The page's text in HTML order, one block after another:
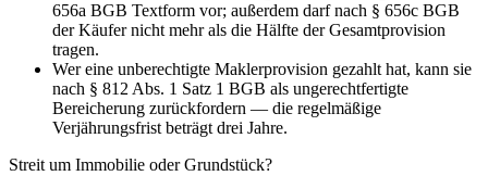
656a BGB Textform vor; außerdem darf nach § 656c BGB
der Käufer nicht mehr als die Hälfte der Gesamtprovision
tragen.
Wer eine unberechtigte Maklerprovision gezahlt hat, kann sie
nach § 812 Abs. 1 Satz 1 BGB als ungerechtfertigte
Bereicherung zurückfordern — die regelmäßige
Verjährungsfrist beträgt drei Jahre.
Streit um Immobilie oder Grundstück?